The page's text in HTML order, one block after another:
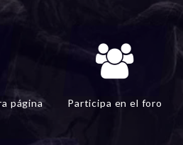
página Participa en el foro